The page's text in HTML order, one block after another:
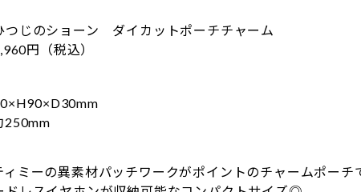
じのショーン ダイカットポーチチャーム
円（税込）
250mm
ィミーの異素材パッチワークがポイントのチャームポーチ